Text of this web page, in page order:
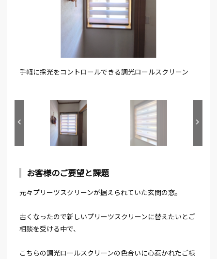
手軽に採光をコントロールできる調光ロールスクリーン
お客様のご要望と課題
元々プリーツスクリーンが据えられていた玄関の窓。
古くなったので新しいプリーツスクリーンに替えたいとご
相談を受ける中で、
こちらの調光ロールスクリーンの色合いに心惹かれたご様